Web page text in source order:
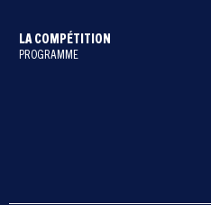
LA COMPÉTITION
PROGRAMME